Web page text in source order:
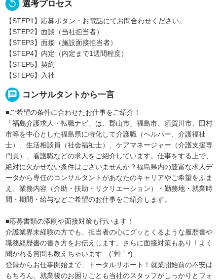
replay 選考プロセス
【STEP1】応募ボタン・お電話にてお問合わせください。
【STEP2】面談（当社担当者）
【STEP3】面接（施設面接担当者）
【STEP4】内定（内定まで1週間程度）
【STEP5】契約
【STEP6】入社
message コンサルタントから一言
■ご希望の条件に合わせたお仕事をご紹介！
「福島介護求人・転職ナビ」は、郡山市、福島市、須賀川市、田村
市等を中心とした福島県に特化して介護職（ヘルパー、介護福祉
士）、生活相談員（社会福祉士）、ケアマネージャー（介護支援専
門員）、看護職などの求人をご紹介しています。仕事をする上で、
絶対に欠かせない条件はございませんか？福島県内の豊富な求人デ
ータから専任のコンサルタントがあなたのキャリアやご希望をふま
え、業務内容（介助・扶助・リクリエーション）・勤務地・就業時
間・期間・給与などご希望のお仕事をご紹介します。
■応募書類の添削や面接対策も行います！
介護業界未経験の方でも、担当者の心にグッとくるような履歴書や
職務経歴書の書き方をお伝えします。さらに面接対策もあり！よく
聞かれる質問も教えちゃいます…(´艸｀*)
登録からお仕事開始まで、トータルサポート！就業開始前の不安は
もちろん、就業後のお困りごとも当社のスタッフがしっかりとフォ